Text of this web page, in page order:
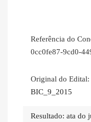
Referência do
0cc0fe87-9cd0-
Original do Edital:
BIC_9_2015
Resultado: ata do